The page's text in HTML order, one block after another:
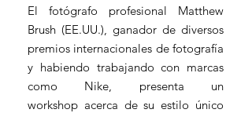
El fotógrafo profesional Matthew
Brush (EE.UU.), ganador de diversos
premios internacionales de fotografía
y habiendo trabajando con marcas
como Nike, presenta un
workshop acerca de su estilo único